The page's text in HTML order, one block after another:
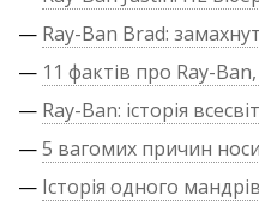
— Ray-Ban Brad:
— 11 фактів про Ray-
— Ray-Ban: історія
—5 вагомих причин
— Історія одного